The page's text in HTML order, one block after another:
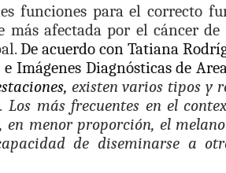
/ Gobernación de Caldas hace
Marquetalia
/ Despliegue de seguridad sin
posesión presidencial
/ Las ayudas técnicas aportaron
funciones para el correcto
más afectada por el cáncer
De acuerdo con Tatiana
Imágenes Diagnósticas de
existen varios tipos y
más frecuentes en el
en menor proporción, el
de diseminarse a